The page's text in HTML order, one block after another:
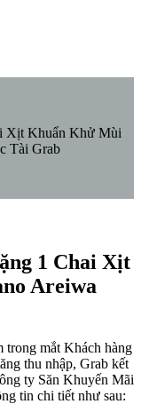
Xịt Khuẩn Khử Mùi
Tài Grab
1 Chai Xịt
Areiwa
trong mắt Khách hàng
thu nhập, Grab kết
ty Săn Khuyến Mãi
tin chi tiết như sau: